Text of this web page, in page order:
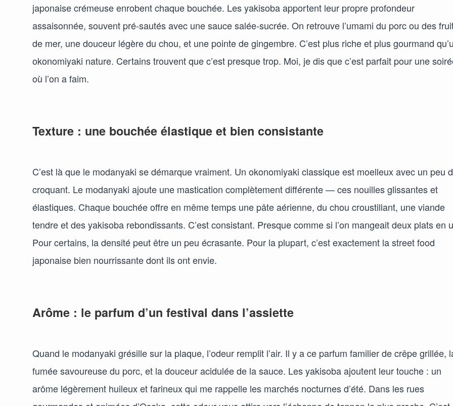
japonaise crémeuse enrobent chaque bouchée. Les yakisoba apportent leur propre profondeur
assaisonnée, souvent pré-sautés avec une sauce salée-sucrée. On retrouve l’umami du porc ou des
de mer, une douceur légère du chou, et une pointe de gingembre. C’est plus riche et plus gourmand
okonomiyaki nature. Certains trouvent que c’est presque trop. Moi, je dis que c’est parfait pour une
où l’on a faim.
Texture : une bouchée élastique et bien consistante
C’est là que le modanyaki se démarque vraiment. Un okonomiyaki classique est moelleux avec un peu
croquant. Le modanyaki ajoute une mastication complètement différente — ces nouilles glissantes et
élastiques. Chaque bouchée offre en même temps une pâte aérienne, du chou croustillant, une viande
tendre et des yakisoba rebondissants. C’est consistant. Presque comme si l’on mangeait deux plats en
Pour certains, la densité peut être un peu écrasante. Pour la plupart, c’est exactement la street food
japonaise bien nourrissante dont ils ont envie.
Arôme : le parfum d’un festival dans l’assiette
Quand le modanyaki grésille sur la plaque, l’odeur remplit l’air. Il y a ce parfum familier de crêpe grillée,
fumée savoureuse du porc, et la douceur acidulée de la sauce. Les yakisoba ajoutent leur touche : un
arôme légèrement huileux et farineux qui me rappelle les marchés nocturnes d’été. Dans les rues